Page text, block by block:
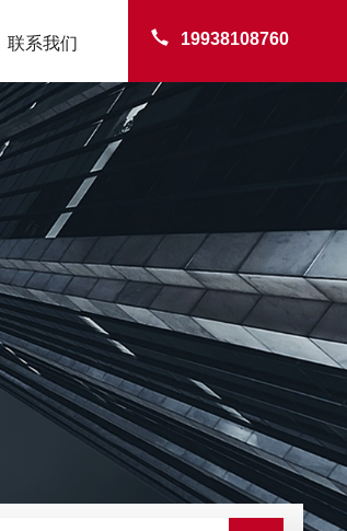
19938108760
联系我们